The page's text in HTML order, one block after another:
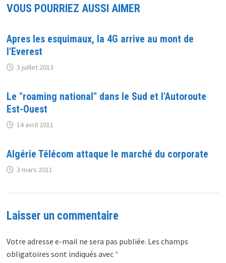
VOUS POURRIEZ AUSSI AIMER
Apres les esquimaux, la 4G arrive au mont de
l'Everest
3 juillet 2013
Le "roaming national" dans le Sud et l'Autoroute
Est-Ouest
14 avril 2011
Algérie Télécom attaque le marché du corporate
3 mars 2011
Laisser un commentaire
Votre adresse e-mail ne sera pas publiée. Les champs
obligatoires sont indiqués avec *